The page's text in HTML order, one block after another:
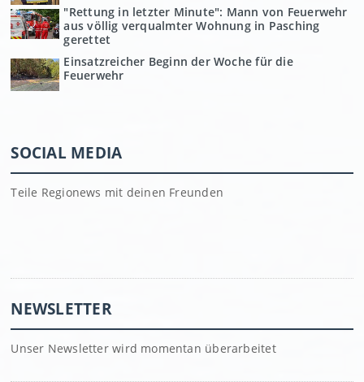
"Rettung in letzter Minute": Mann von Feuerwehr
aus völlig verqualmter Wohnung in Pasching
gerettet
Einsatzreicher Beginn der Woche für die
Feuerwehr
SOCIAL MEDIA
Teile Regionews mit deinen Freunden
NEWSLETTER
Unser Newsletter wird momentan überarbeitet